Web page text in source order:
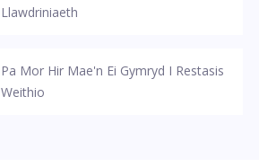
Llawdriniaeth
Pa Mor Hir Mae'n Ei Gymryd I Restasis
Weithio